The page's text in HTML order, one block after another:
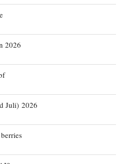
2026
Juli) 2026